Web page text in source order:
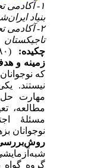
۱- آکادمی
بنیاد
۲- آکادمی
تاجیکستان
چکیده:
زمینه و
که
نیستند.
مهارت حل
مطالعه،
مسئلهٔ
نوجوانان
روش‌بررسی
گروه گواه